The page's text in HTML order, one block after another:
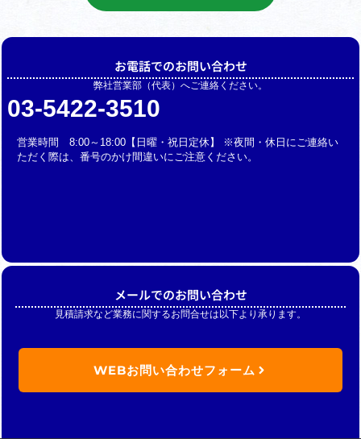
お電話でのお問い合わせ
弊社営業部（代表）へご連絡ください。
03-5422-3510
営業時間 8:00～18:00【日曜・祝日定休】 ※夜間・休日にご連絡い
ただく際は、番号のかけ間違いにご注意ください。
メールでのお問い合わせ
見積請求など業務に関するお問合せは以下より承ります。
WEBお問い合わせフォーム